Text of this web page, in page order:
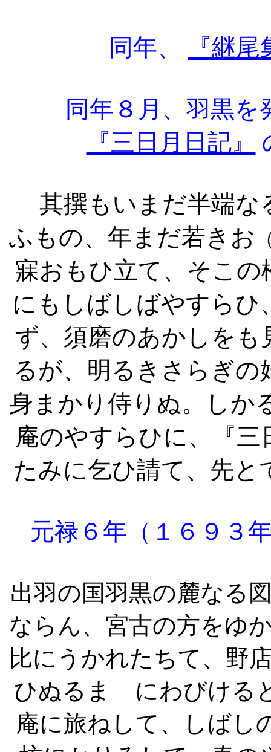
同年、 『継
同年８月、羽黒を
『三日月日記』
其撰もいまだ半端な
ふもの、年まだ若きお
寐おもひ立て、そこ
にもしばしばやすら
ず、須磨のあかしを
るが、明るきさらぎ
身まかり侍りぬ。しか
庵のやすらひに、『
たみに乞ひ請て、先
元禄６年（１６９３
出羽の国羽黒の麓なる
ならん、宮古の方をゆ
比にうかれたちて、野
ひぬるまゝにわびける
庵に旅ねして、しばし